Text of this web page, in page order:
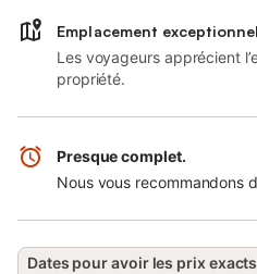
Emplacement exceptionnel
Les voyageurs apprécient
propriété.
Presque complet.
Nous vous recommandons
Dates pour avoir les prix exacts